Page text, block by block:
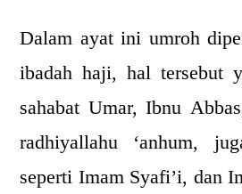
Dalam ayat ini umroh
ibadah haji, hal tersebut
sahabat Umar, Ibnu
radhiyallahu ‘anhum,
seperti Imam Syafi’i, dan